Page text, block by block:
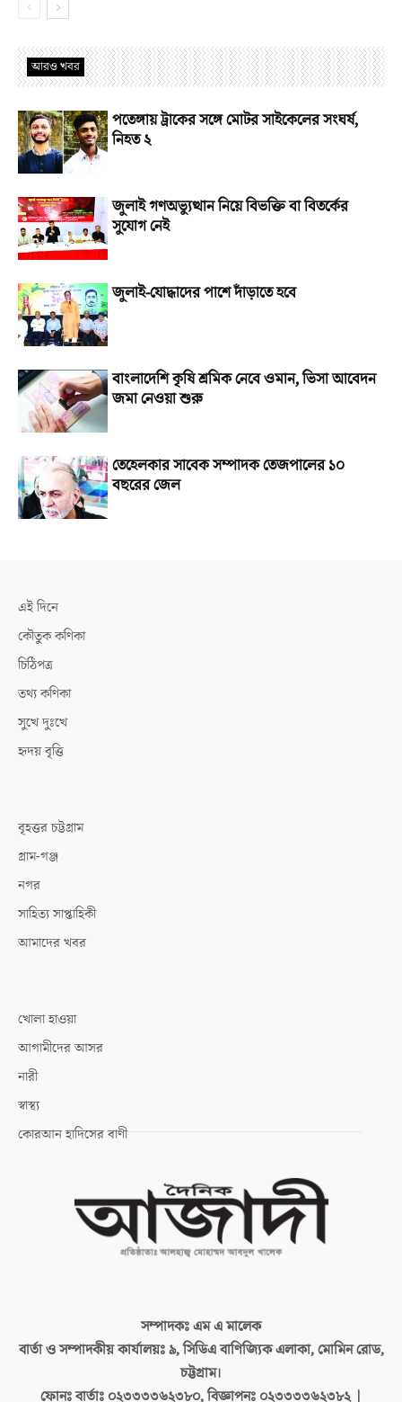
আরও খবর
পতেঙ্গায় ট্রাকের সঙ্গে মোটর সাইকেলের সংঘর্ষ,
নিহত ২
জুলাই গণঅভ্যুত্থান নিয়ে বিভক্তি বা বিতর্কের
সুযোগ নেই
জুলাই-যোদ্ধাদের পাশে দাঁড়াতে হবে
বাংলাদেশি কৃষি শ্রমিক নেবে ওমান, ভিসা আবেদন
জমা নেওয়া শুরু
তেহেলকার সাবেক সম্পাদক তেজপালের ১০
বছরের জেল
এই দিনে
কৌতুক কণিকা
চিঠিপত্র
তথ্য কণিকা
সুখে দুঃখে
হৃদয় বৃত্তি
বৃহত্তর চট্টগ্রাম
গ্রাম-গঞ্জ
নগর
সাহিত্য সাপ্তাহিকী
আমাদের খবর
খোলা হাওয়া
আগামীদের আসর
নারী
স্বাস্থ্য
কোরআন হাদিসের বাণী
সম্পাদকঃএম এ মালেক
বার্তা ও সম্পাদকীয় কার্যালয়ঃ৯, সিডিএ বাণিজ্যিক এলাকা, মোমিন রোড,
চট্টগ্রাম।
ফোনঃ বার্তাঃ ০২৩৩৩৩৬২৩৮০, বিজ্ঞাপনঃ ০২৩৩৩৩৬২৩৮২ |